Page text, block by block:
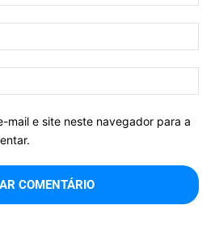
mail e site neste navegador para a